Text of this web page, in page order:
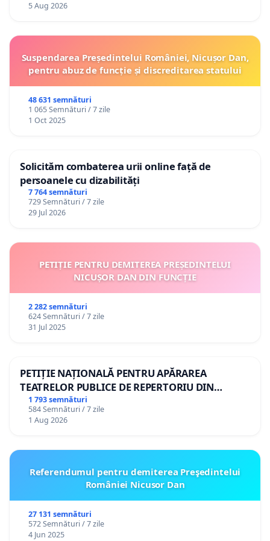
5 Aug 2026
Suspendarea Președintelui României, Nicușor Dan,
pentru abuz de funcție și discreditarea statului
48 631 semnături
1 065 Semnături / 7 zile
1 Oct 2025
Solicităm combaterea urii online față de
persoanele cu dizabilități
7 764 semnături
729 Semnături / 7 zile
29 Jul 2026
PETIȚIE PENTRU DEMITEREA PREȘEDINTELUI
NICUȘOR DAN DIN FUNCȚIE
2 282 semnături
624 Semnături / 7 zile
31 Jul 2025
PETIȚIE NAȚIONALĂ PENTRU APĂRAREA
TEATRELOR PUBLICE DE REPERTORIU DIN
ROMÂNIA
1 793 semnături
584 Semnături / 7 zile
1 Aug 2026
Referendumul pentru demiterea Preşedintelui
României Nicusor Dan
27 131 semnături
572 Semnături / 7 zile
4 Jun 2025